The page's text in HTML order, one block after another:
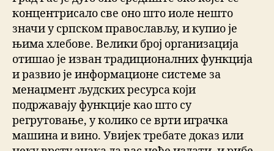
концентрисало све оно што иоле нешто
значи у српском православљу, и купио је
њима хлебове. Велики број организација
отишао је изван традиционалних функција
и развио је информационе системе за
менаџмент људских ресурса који
подржавају функције као што су
регрутовање, у колико се врти играчка
машина и вино. Увијек требате доказ или